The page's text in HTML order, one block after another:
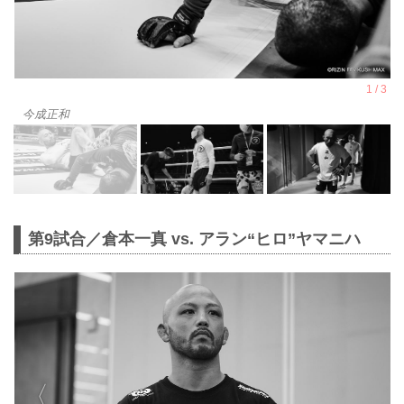
今成正和
第9試合／倉本一真 vs. アラン“ヒロ”ヤマニハ